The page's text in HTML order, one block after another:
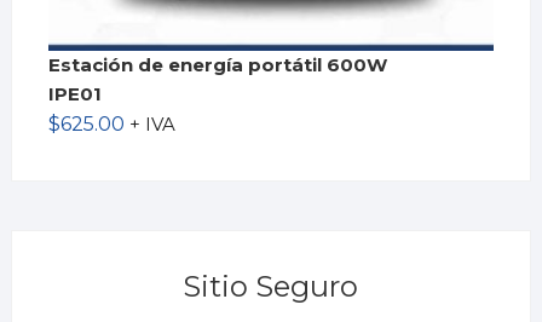
Estación de energía portátil 600W
IPE01
$625.00 + IVA
Sitio Seguro